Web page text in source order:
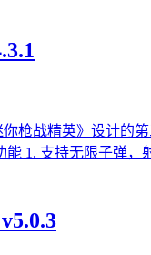
枪战精英》设计的
1. 支持无限子弹